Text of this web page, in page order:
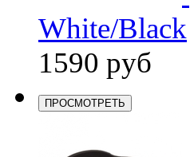
White/Black
1590 руб
ПРОСМОТРЕТЬ